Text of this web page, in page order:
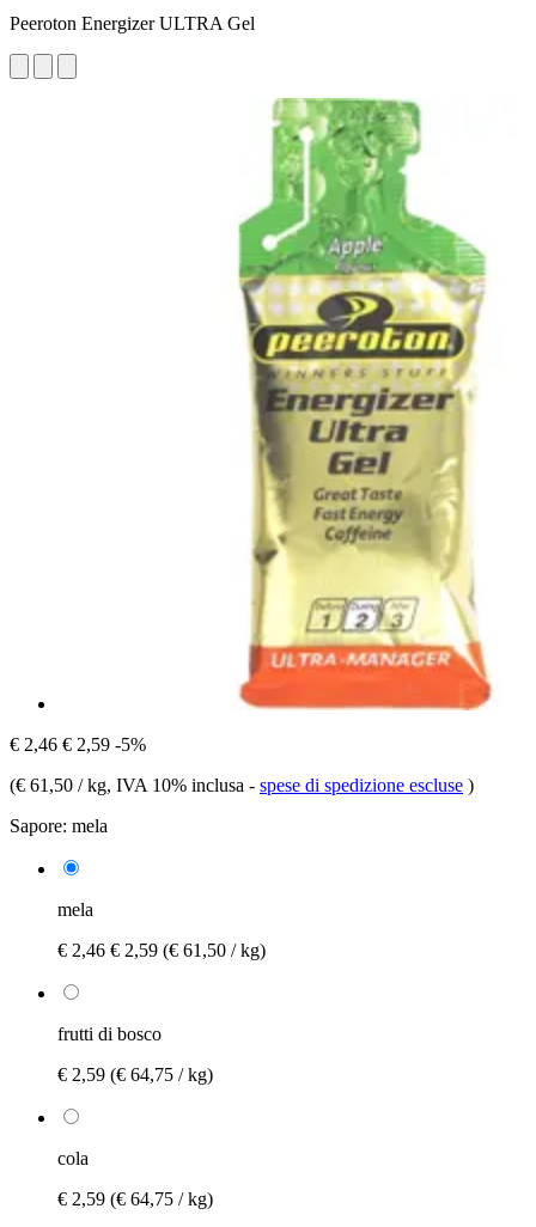
Peeroton Energizer ULTRA Gel
€ 2,46 € 2,59 -5%
(€ 61,50 / kg, IVA 10% inclusa - spese di spedizione escluse )
Sapore: mela
mela
€ 2,46 € 2,59 (€ 61,50 / kg)
frutti di bosco
€ 2,59 (€ 64,75 / kg)
cola
€ 2,59 (€ 64,75 / kg)